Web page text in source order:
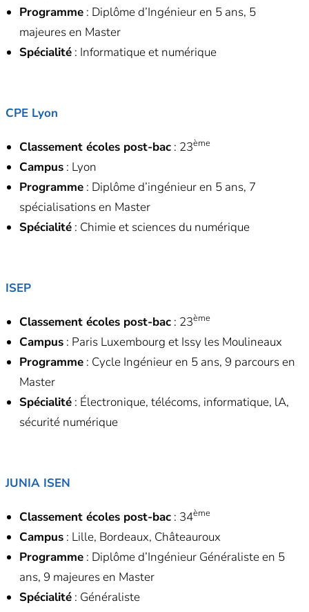
Programme: Diplôme d’Ingénieur en 5 ans, 5
majeures en Master
Spécialité: Informatique et numérique
CPE Lyon
Classement écoles post-bac: 23ème
Campus: Lyon
Programme: Diplôme d’ingénieur en 5 ans, 7
spécialisations en Master
Spécialité: Chimie et sciences du numérique
ISEP
Classement écoles post-bac: 23ème
Campus: Paris Luxembourg et Issy les Moulineaux
Programme: Cycle Ingénieur en 5 ans, 9 parcours en
Master
Spécialité: Électronique, télécoms, informatique, lA,
sécurité numérique
JUNIA ISEN
Classement écoles post-bac: 34ème
Campus: Lille, Bordeaux, Châteauroux
Programme: Diplôme d’Ingénieur Généraliste en 5
ans, 9 majeures en Master
Spécialité: Généraliste